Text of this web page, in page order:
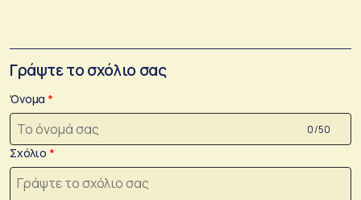
Γράψτε το σχόλιο σας
Όνομα
0 /50
Σχόλιο